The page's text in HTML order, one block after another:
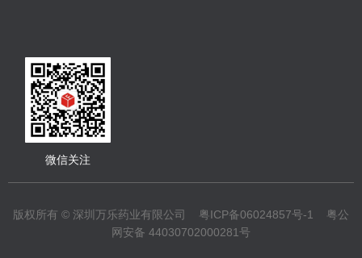
版权所有 © 深圳万乐药业有限公司 粤ICP备06024857号-1
粤公
网安备 44030702000281号
微信关注